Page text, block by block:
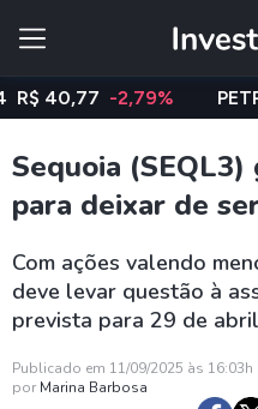
-2,79% PETR4
Sequoia
para deixar de
Com ações valendo
deve levar questão à
prevista para 29 de abril
Publicado em 11/09/2025 às 16:03h
por Marina Barbosa